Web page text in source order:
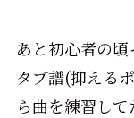
あと初心者の頃
タブ譜(抑える
ら曲を練習して